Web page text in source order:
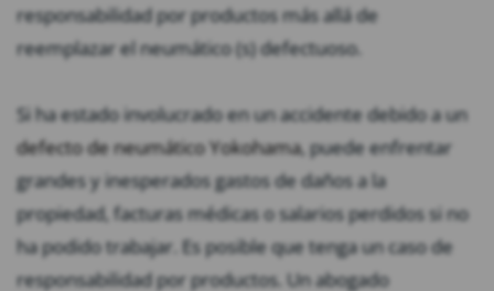
responsabilidad por productos más allá de
reemplazar el neumático (s) defectuoso.
Si ha estado involucrado en un accidente debido a un
defecto de neumático Yokohama, puede enfrentar
grandes y inesperados gastos de daños a la
propiedad, facturas médicas o salarios perdidos si no
ha podido trabajar. Es posible que tenga un caso de
responsabilidad por productos. Un abogado